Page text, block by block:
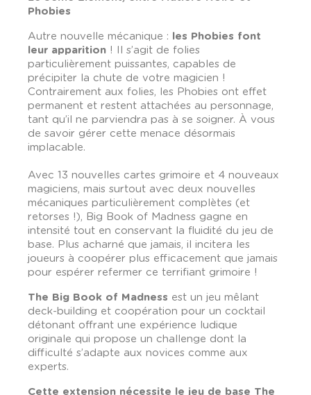
Phobies
Autre nouvelle mécanique : les Phobies font
leur apparition ! Il s’agit de folies
particulièrement puissantes, capables de
précipiter la chute de votre magicien !
Contrairement aux folies, les Phobies ont effet
permanent et restent attachées au personnage,
tant qu’il ne parviendra pas à se soigner. À vous
de savoir gérer cette menace désormais
implacable.
Avec 13 nouvelles cartes grimoire et 4 nouveaux
magiciens, mais surtout avec deux nouvelles
mécaniques particulièrement complètes (et
retorses !), Big Book of Madness gagne en
intensité tout en conservant la fluidité du jeu de
base. Plus acharné que jamais, il incitera les
joueurs à coopérer plus efficacement que jamais
pour espérer refermer ce terrifiant grimoire !
The Big Book of Madness est un jeu mêlant
deck-building et coopération pour un cocktail
détonant offrant une expérience ludique
originale qui propose un challenge dont la
difficulté s’adapte aux novices comme aux
experts.
Cette extension nécessite le jeu de base The